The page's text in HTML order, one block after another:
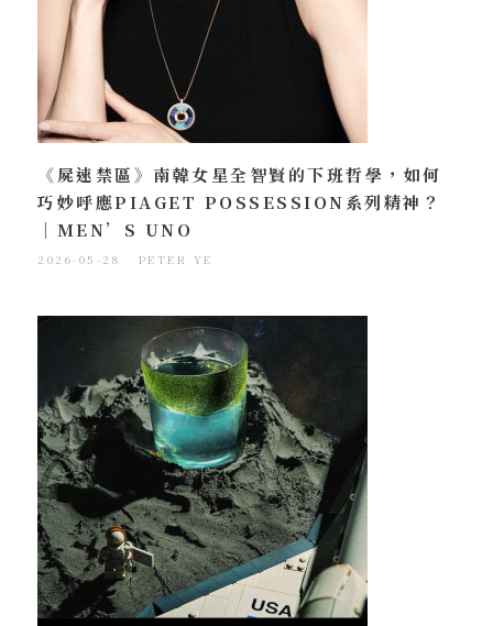
《屍速禁區》南韓女星全智賢的下班哲學，如何
巧妙呼應PIAGET POSSESSION系列精神？
｜MEN’S UNO
2026-05-28 PETER YE